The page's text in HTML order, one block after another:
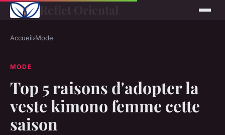
Reflet Oriental
Accueil›Mode
MODE
Top 5 raisons d'adopter la
veste kimono femme cette
saison